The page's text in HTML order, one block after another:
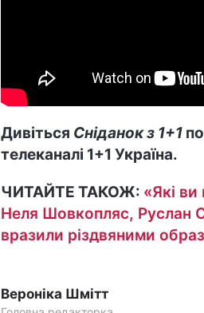
Дивіться Сніданок з 1+1
телеканалі 1+1 Україна.
ЧИТАЙТЕ ТАКОЖ: «Які
Неля Шовкопляс, Руслан
вразили різдвяними
Вероніка Шмітт